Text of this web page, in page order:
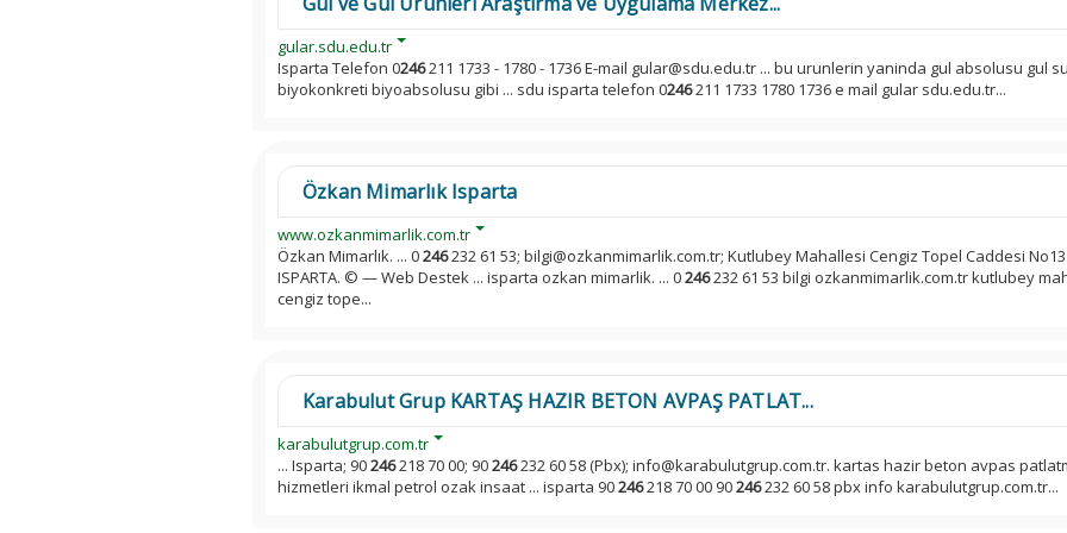
gular.sdu.edu.tr
Isparta Telefon 0246211 1733 - 1780 - 1736 E-mail gular@sdu.edu.tr ... bu urunlerin yaninda gul absolusu gul
biyokonkreti biyoabsolusu gibi ... sdu isparta telefon 0246211 1733 1780 1736 e mail gular sdu.edu.tr...
Özkan Mimarlık Isparta
www.ozkanmimarlik.com.tr
Özkan Mimarlık. ... 0246232 61 53; bilgi@ozkanmimarlik.com.tr; Kutlubey Mahallesi Cengiz Topel Caddesi No13
ISPARTA. © — Web Destek ... isparta ozkan mimarlik. ... 0246232 61 53 bilgi ozkanmimarlik.com.tr kutlubey
cengiz tope...
Karabulut Grup KARTAŞ HAZIR BETON AVPAŞ PATLAT...
karabulutgrup.com.tr
... Isparta; 90246218 70 00; 90246232 60 58 (Pbx); info@karabulutgrup.com.tr. kartas hazir beton avpas
hizmetleri ikmal petrol ozak insaat ... isparta 90246218 70 00 90246232 60 58 pbx info karabulutgrup.com.tr...